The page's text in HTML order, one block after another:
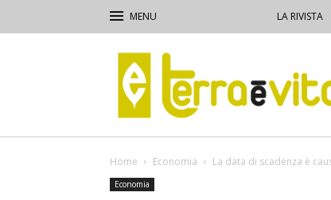
LA RIVISTA
Terra
e
Vita
Home Economia La data di scadenza è
Economia